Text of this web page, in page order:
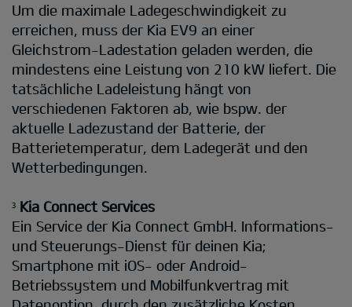
Um die maximale Ladegeschwindigkeit zu
erreichen, muss der Kia EV9 an einer
Gleichstrom-Ladestation geladen werden, die
mindestens eine Leistung von 210 kW liefert. Die
tatsächliche Ladeleistung hängt von
verschiedenen Faktoren ab, wie bspw. der
aktuelle Ladezustand der Batterie, der
Batterietemperatur, dem Ladegerät und den
Wetterbedingungen.
3 Kia Connect Services
Ein Service der Kia Connect GmbH. Informations-
und Steuerungs-Dienst für deinen Kia;
Smartphone mit iOS- oder Android-
Betriebssystem und Mobilfunkvertrag mit